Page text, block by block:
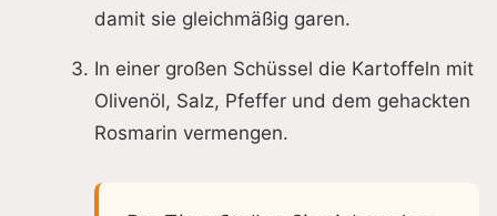
damit sie gleichmäßig garen.
In einer großen Schüssel die Kartoffeln mit
Olivenöl, Salz, Pfeffer und dem gehackten
Rosmarin vermengen.